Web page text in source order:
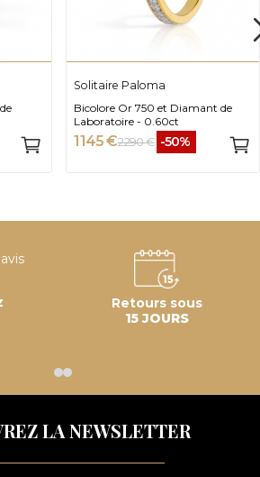
Solitaire Paloma
Bicolore Or 750 et Diamant de
Laboratoire - 0.60ct
1 145 €2 290 € -50%
Retours sous
15 JOURS
LA NEWSLETTER